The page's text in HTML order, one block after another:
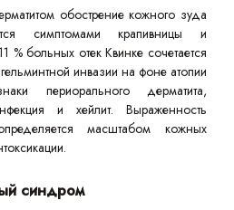
обострение кожного зуда
симптомами крапивницы и
% больных отек Квинке сочетается
инвазии на фоне атопии
периорального дерматита,
и хейлит. Выраженность
масштабом кожных
синдром